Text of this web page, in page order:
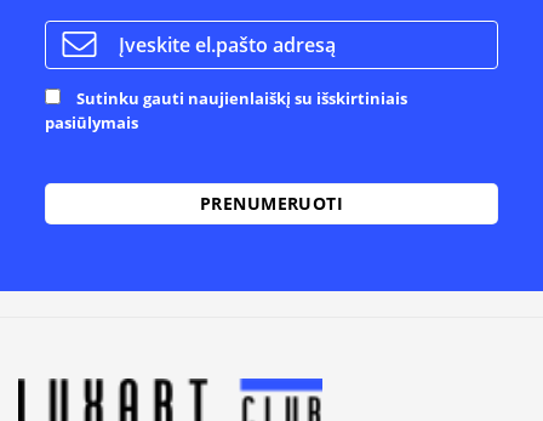
Sutinku gauti naujienlaiškį su išskirtiniais
pasiūlymais